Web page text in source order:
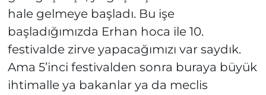
hale gelmeye başladı. Bu işe
başladığımızda Erhan hoca ile 10.
festivalde zirve yapacağımızı var saydık.
Ama 5’inci festivalden sonra buraya büyük
ihtimalle ya bakanlar ya da meclis